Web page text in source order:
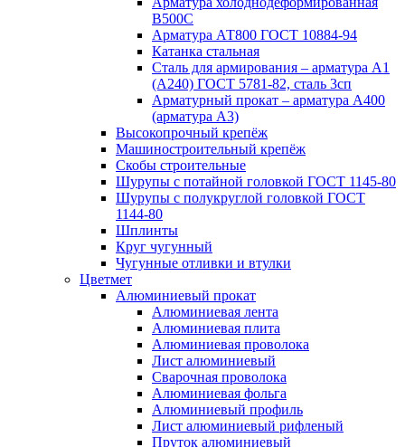
В500С
Арматура АТ800 ГОСТ 10884-94
Катанка стальная
Сталь для армирования – арматура А1
(А240) ГОСТ 5781-82, сталь 3сп
Арматурный прокат – арматура А400
(арматура А3)
Высокопрочный крепёж
Машиностроительный крепёж
Скобы строительные
Шурупы с потайной головкой ГОСТ 1145-80
Шурупы с полукруглой головкой ГОСТ
1144-80
Шплинты
Круг чугунный
Чугунные отливки и втулки
Цветмет
Алюминиевый прокат
Алюминиевая лента
Алюминиевая плита
Алюминиевая проволока
Лист алюминиевый
Сварочная проволока
Алюминиевая фольга
Алюминиевый профиль
Лист алюминиевый рифленый
Пруток алюминиевый